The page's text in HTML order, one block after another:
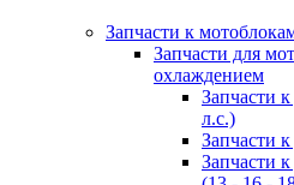
Запчасти к
Запчасти для
охлаждением
Запчасти
л.с.)
Запчасти
Запчасти